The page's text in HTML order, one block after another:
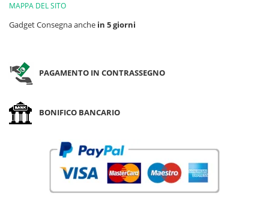
MAPPA DEL SITO
Gadget Consegna anche in 5 giorni
PAGAMENTO IN CONTRASSEGNO
BONIFICO BANCARIO